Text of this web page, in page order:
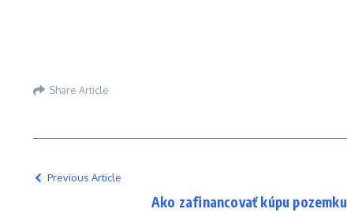
Share Article
Previous Article
Ako zafinancovať kúpu pozemku